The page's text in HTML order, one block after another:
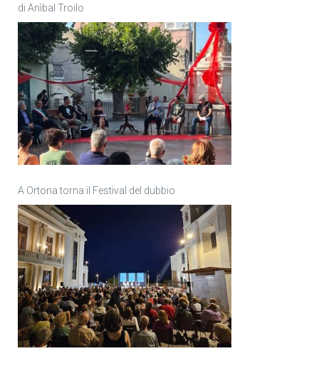
di Anìbal Troilo
A Ortona torna il Festival del dubbio